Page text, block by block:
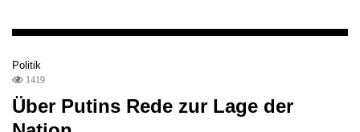
Politik
1419
Über Putins Rede zur Lage der